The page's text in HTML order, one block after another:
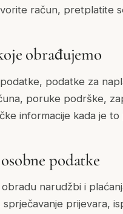
račun, pretplatite
obrađujemo
podatke za
poruke podrške,
informacije kada je
podatke
narudžbi i
sprječavanje prijevara,